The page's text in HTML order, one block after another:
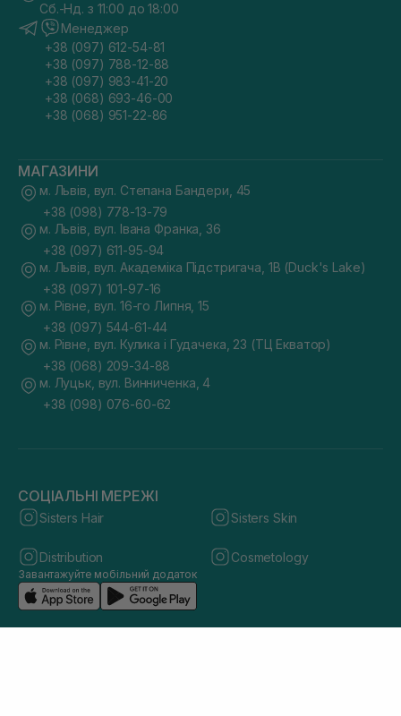
Сб.-Нд. з 11:00 до 18:00
Менеджер
+38 (097) 612-54-81
+38 (097) 788-12-88
+38 (097) 983-41-20
+38 (068) 693-46-00
+38 (068) 951-22-86
МАГАЗИНИ
м. Львів, вул. Степана Бандери, 45
+38 (098) 778-13-79
м. Львів, вул. Івана Франка, 36
+38 (097) 611-95-94
м. Львів, вул. Академіка Підстригача, 1В (Duck's Lake)
+38 (097) 101-97-16
м. Рівне, вул. 16-го Липня, 15
+38 (097) 544-61-44
м. Рівне, вул. Кулика і Гудачека, 23 (ТЦ Екватор)
+38 (068) 209-34-88
м. Луцьк, вул. Винниченка, 4
+38 (098) 076-60-62
СОЦІАЛЬНІ МЕРЕЖІ
Sisters Hair Sisters Skin
Distribution Cosmetology
Завантажуйте мобільний додаток